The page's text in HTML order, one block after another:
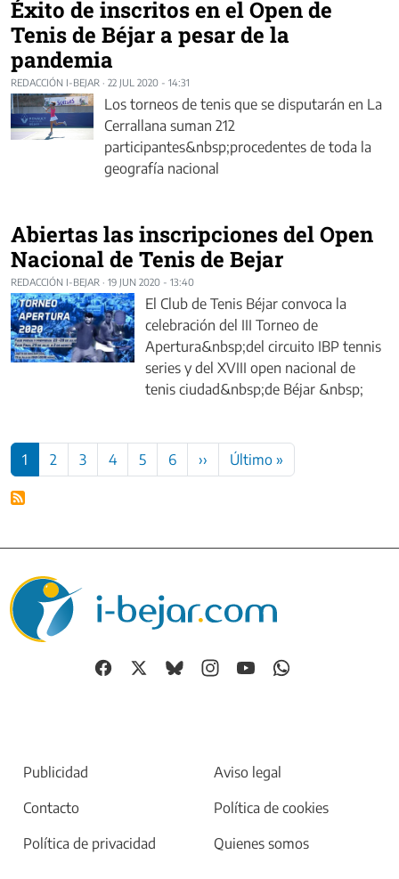
Éxito de inscritos en el Open de
Tenis de Béjar a pesar de la
pandemia
REDACCIÓN I-BEJAR · 22 JUL 2020 - 14:31
Los torneos de tenis que se disputarán en La
Cerrallana suman 212
participantes&nbsp;procedentes de toda la
geografía nacional
Abiertas las inscripciones del Open
Nacional de Tenis de Bejar
REDACCIÓN I-BEJAR · 19 JUN 2020 - 13:40
El Club de Tenis Béjar convoca la
celebración del III Torneo de
Apertura&nbsp;del circuito IBP tennis
series y del XVIII open nacional de
tenis ciudad&nbsp;de Béjar &nbsp;
Paginación
1 2 3 4 5 6 ›› Siguiente página
Último »
Publicidad
Aviso legal
Contacto
Política de cookies
Política de privacidad
Quienes somos